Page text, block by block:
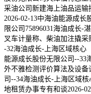
采油公司新建海上油品运
2026-02-13中海油能源成
限公司75896031海油成长-
叉车计量称、柴油加注撬
-32海油成长-上海区域核心
能源成长股份无限公司--33
外不雅检测评价算法及设备
司--34海油成长-上海区域
地租赁办事专有和谈2026-